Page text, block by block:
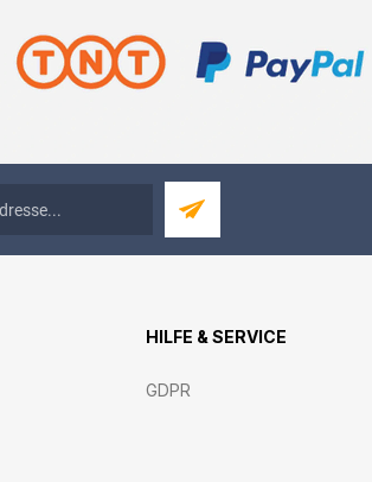
HILFE & SERVICE
GDPR